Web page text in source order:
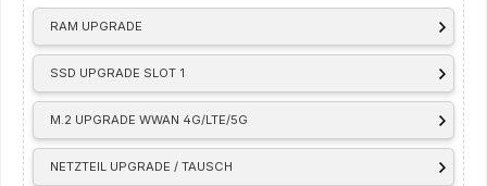
RAM UPGRADE
SSD UPGRADE SLOT 1
M.2 UPGRADE WWAN 4G/LTE/5G
NETZTEIL UPGRADE / TAUSCH